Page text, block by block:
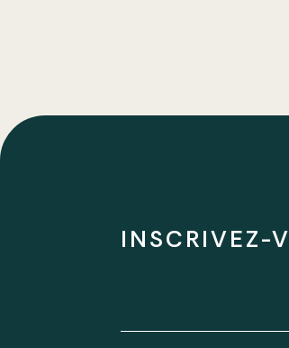
INSCRIVEZ-